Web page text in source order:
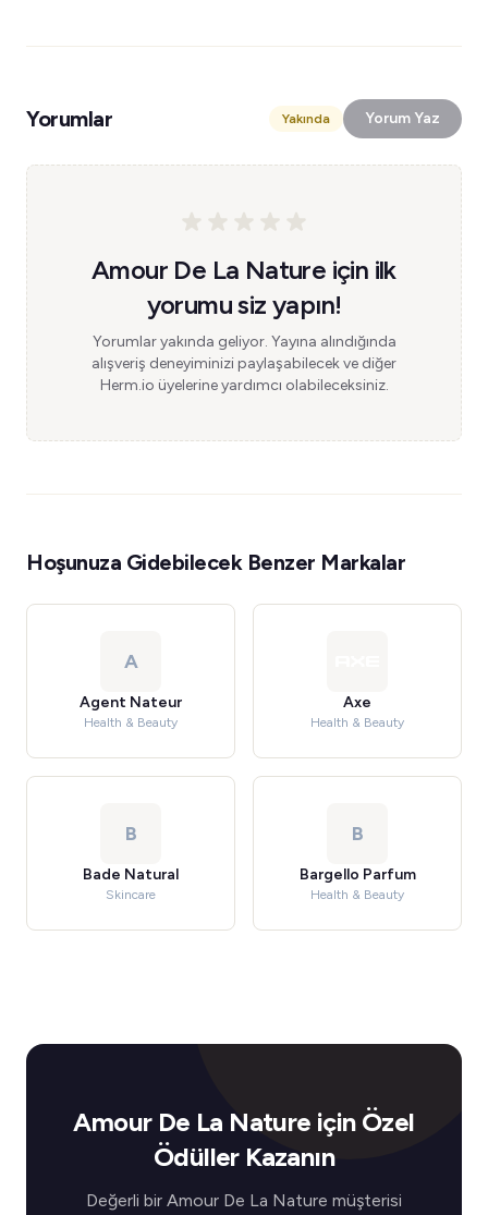
Yorumlar Yakında Yorum Yaz
Amour De La Nature için ilk
yorumu siz yapın!
Yorumlar yakında geliyor. Yayına alındığında
alışveriş deneyiminizi paylaşabilecek ve diğer
Herm.io üyelerine yardımcı olabileceksiniz.
Hoşunuza Gidebilecek Benzer Markalar
A
Agent Nateur
Health & Beauty
Axe
Health & Beauty
B
Bade Natural
Skincare
B
Bargello Parfum
Health & Beauty
Amour De La Nature için Özel
Ödüller Kazanın
Değerli bir Amour De La Nature müşterisi